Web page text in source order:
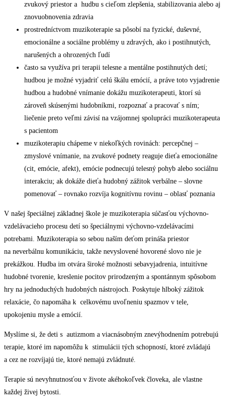
zvukový priestor a hudbu s cieľom zlepšenia, stabilizovania alebo aj
znovuobnovenia zdravia
prostredníctvom muzikoterapie sa pôsobí na fyzické, duševné,
emocionálne a sociálne problémy u zdravých, ako i postihnutých,
narušených a ohrozených ľudí
často sa využíva pri terapii telesne a mentálne postihnutých detí;
hudbou je možné vyjadriť celú škálu emócií, a práve toto vyjadrenie
hudbou a hudobné vnímanie dokážu muzikoterapeuti, ktorí sú
zároveň skúsenými hudobníkmi, rozpoznať a pracovať s ním;
liečenie preto veľmi závisí na vzájomnej spolupráci muzikoterapeuta
s pacientom
muzikoterapiu chápeme v niekoľkých rovinách: percepčnej –
zmyslové vnímanie, na zvukové podnety reaguje dieťa emocionálne
(cit, emócie, afekt), emócie podnecujú telesný pohyb alebo sociálnu
interakciu; ak dokáže dieťa hudobný zážitok verbálne – slovne
pomenovať – rovnako rozvíja kognitívnu rovinu – oblasť poznania
V našej špeciálnej základnej škole je muzikoterapia súčasťou výchovno-
vzdelávacieho procesu detí so špeciálnymi výchovno-vzdelávacími
potrebami. Muzikoterapia so sebou naším deťom prináša priestor
na neverbálnu komunikáciu, takže nevyslovené hovorené slovo nie je
prekážkou. Hudba im otvára široké možnosti sebavyjadrenia, intuitívne
hudobné tvorenie, kreslenie pocitov prirodzeným a spontánnym spôsobom
hry na jednoduchých hudobných nástrojoch. Poskytuje hlboký zážitok
relaxácie, čo napomáha k celkovému uvoľneniu spazmov v tele,
upokojeniu mysle a emócií.
Myslíme si, že deti s autizmom a viacnásobným znevýhodnením potrebujú
terapie, ktoré im napomôžu k stimulácii tých schopností, ktoré zvládajú
a cez ne rozvíjajú tie, ktoré nemajú zvládnuté.
Terapie sú nevyhnutnosťou v živote akéhokoľvek človeka, ale vlastne
každej živej bytosti.